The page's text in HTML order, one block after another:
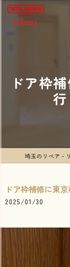
ドア枠
ドア枠補修に東
2025/01/30